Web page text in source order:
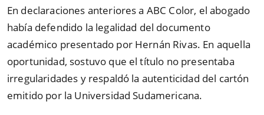
En declaraciones anteriores a ABC Color, el abogado
había defendido la legalidad del documento
académico presentado por Hernán Rivas. En aquella
oportunidad, sostuvo que el título no presentaba
irregularidades y respaldó la autenticidad del cartón
emitido por la Universidad Sudamericana.